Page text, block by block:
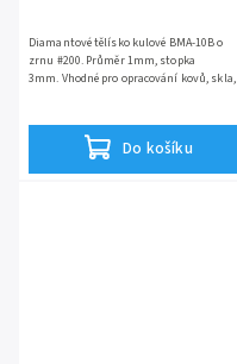
Do košíku
Diamantové tělísko kulové BMA-10B o
zrnu #200. Průměr 1mm, stopka
3mm. Vhodné pro opracování kovů, skla,